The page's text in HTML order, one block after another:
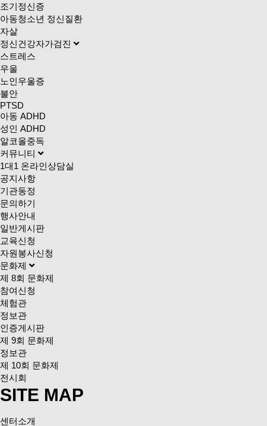
조기정신증
아동청소년 정신질환
자살
정신건강자가검진
스트레스
우울
노인우울증
불안
PTSD
아동 ADHD
성인 ADHD
알코올중독
커뮤니티
1대1 온라인상담실
공지사항
기관동정
문의하기
행사안내
일반게시판
교육신청
자원봉사신청
문화제
제 8회 문화제
참여신청
체험관
정보관
인증게시판
제 9회 문화제
정보관
제 10회 문화제
전시회
SITE MAP
센터소개